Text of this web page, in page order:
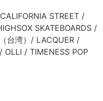
STREET /
SKATEBOARDS /
台湾）/ LACQUER /
OLLI / TIMENESS POP